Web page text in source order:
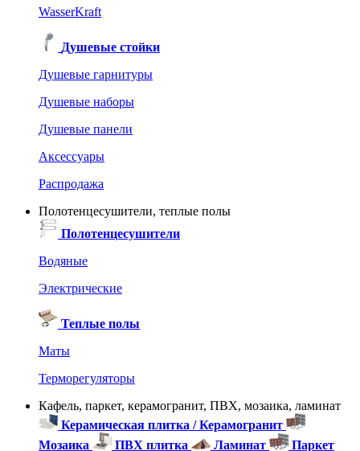
WasserKraft
Душевые стойки
Душевые гарнитуры
Душевые наборы
Душевые панели
Аксессуары
Распродажа
Полотенцесушители, теплые полы
Полотенцесушители
Водяные
Электрические
Теплые полы
Маты
Терморегуляторы
Кафель, паркет, керамогранит, ПВХ, мозаика, ламинат
Керамическая плитка / Керамогранит
Мозаика
ПВХ плитка Ламинат
Паркет